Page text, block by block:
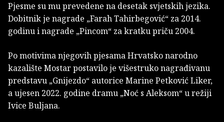
Pjesme su mu prevedene na desetak svjetskih jezika.
Dobitnik je nagrade „Farah Tahirbegović“ za 2014.
godinu i nagrade „Pincom“ za kratku priču 2004.
Po motivima njegovih pjesama Hrvatsko narodno
kazalište Mostar postavilo je višestruko nagrađivanu
predstavu „Gnijezdo“ autorice Marine Petković Liker,
a ujesen 2022. godine dramu „Noć s Aleksom“ u režiji
Ivice Buljana.